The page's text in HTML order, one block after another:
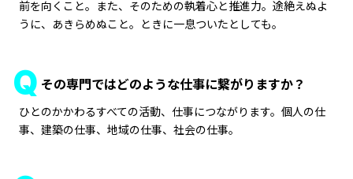
前を向くこと。また、そのための執着心と推進力。途絶えぬよ
うに、あきらめぬこと。ときに一息ついたとしても。
その専門ではどのような仕事に繋がりますか？
ひとのかかわるすべての活動、仕事につながります。個人の仕
事、建築の仕事、地域の仕事、社会の仕事。